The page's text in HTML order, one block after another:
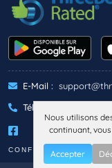
E-Mail :
Téléphone :
CONFIDENTIALITÉ
Nous utilisons
continuant,
Accepter